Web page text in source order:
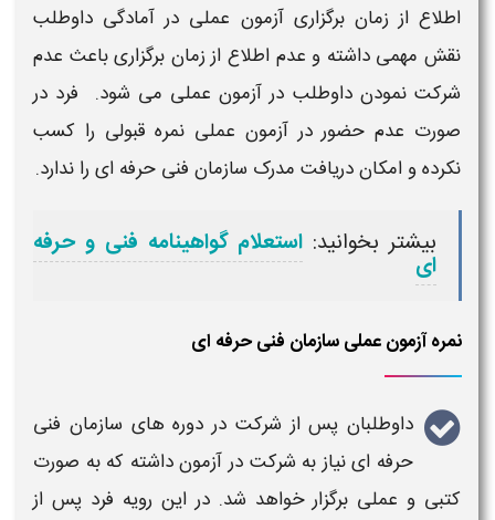
اطلاع از زمان برگزاری آزمون عملی در آمادگی داوطلب
نقش مهمی داشته و عدم اطلاع اززمان برگزاریباعث عدم
شرکت نمودن داوطلب در آزمون عملی می شود. فرد در
صورت عدم حضور درآزمون عملی نمره قبولی را کسب
نکرده و امکاندریافت مدرک سازمان فنی حرفه ای را ندارد.
بیشتر بخوانید: استعلام گواهینامه فنی و حرفه
ای
نمره آزمون عملی سازمان فنی حرفه ای
داوطلبان پس از شرکت در دوره های سازمان فنی
حرفه اینیاز به شرکت در آزمونداشته که به صورت
کتبی و عملی برگزار خواهد شد. در این رویه فرد پس از